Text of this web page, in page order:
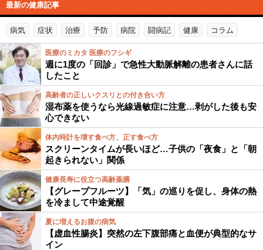
最新の健康記事
病気 症状 治療 予防 病院 闘病記 健康 コラム
医療のミカタ 医療のフシギ
週に1度の「回診」で急性大動脈解離の患者さんに話
したこと
高齢者の正しいクスリとの付き合い方
湿布薬を使うなら光線過敏症に注意…剥がした後も安
心できない
体内時計を壊す食べ方、正す食べ方
スクリーンタイムが長いほど…子供の「夜食」と「朝
起きられない」関係
健康長寿に役立つ高齢薬膳
【グレープフルーツ】「気」の巡りを促し、身体の熱
を冷まして中途覚醒
夏に増えるお腹の病気
【虚血性腸炎】突然の左下腹部痛と血便が典型的なサ
イン